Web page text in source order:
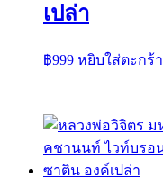
เปล่า
฿999 หยิบใส่ตะกร้า